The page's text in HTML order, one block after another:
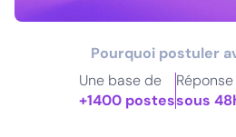
Pourquoi postuler
Une base de
+1400 postes
Réponse
sous